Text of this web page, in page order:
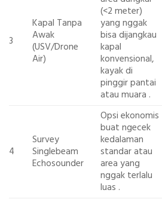
3
Kapal Tanpa
Awak
(USV/Drone
Air)
(<2 meter)
yang nggak
bisa dijangkau
kapal
konvensional,
kayak di
pinggir pantai
atau muara .
4
Survey
Singlebeam
Echosounder
Opsi ekonomis
buat ngecek
kedalaman
standar atau
area yang
nggak terlalu
luas .